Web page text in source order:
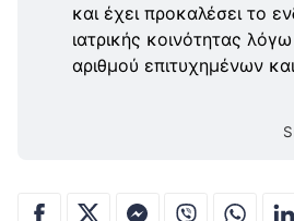
και έχει προκαλέσει το
ιατρικής κοινότητας
αριθμού επιτυχημένων